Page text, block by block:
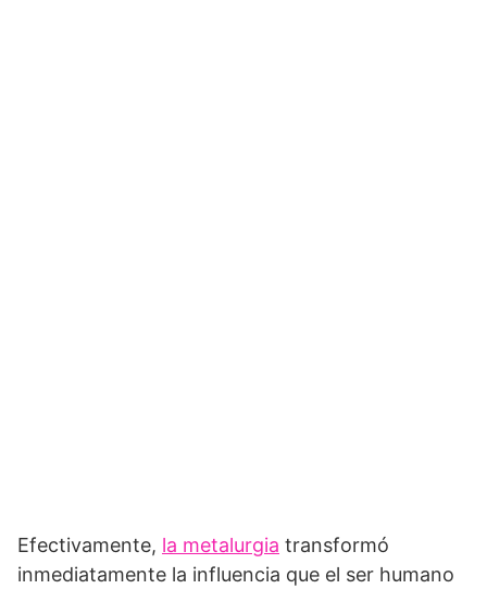
Efectivamente, la metalurgia transformó
inmediatamente la influencia que el ser humano